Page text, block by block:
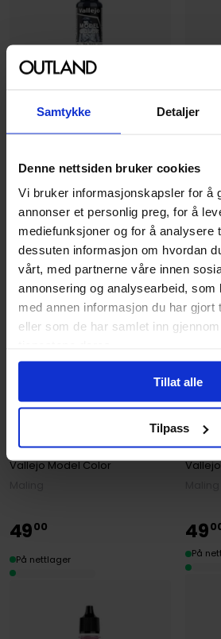
Samtykke Detaljer
Denne nettsiden bruker cookies
Vi bruker informasjonskapsler for å
annonser et personlig preg, for å
mediefunksjoner og for å analysere
dessuten informasjon om hvordan
vårt, med partnerne våre innen
annonsering og analysearbeid, som
med annen informasjon du har gjort
eller som de har samlet inn
Tillat alle
Tilpass
Model Color Infantry Blue 18
ml
Maling
Maling
Model Color Light Violet 18
ml
Vallejo
Vallejo Model Color
4900
På nettlager
ml
Vallejo
49
På
4900
På nettlager
49
På